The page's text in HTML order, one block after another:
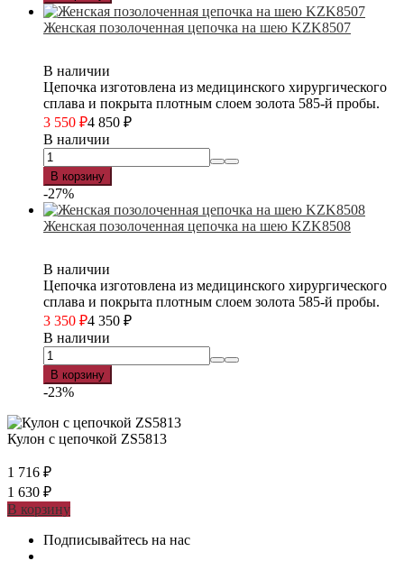
Женская позолоченная цепочка на шею KZK8507
В наличии
Цепочка изготовлена из медицинского хирургического
сплава и покрыта плотным слоем золота 585-й пробы.
3 550 ₽4 850 ₽
В наличии
В корзину
-27%
Женская позолоченная цепочка на шею KZK8508
В наличии
Цепочка изготовлена из медицинского хирургического
сплава и покрыта плотным слоем золота 585-й пробы.
3 350 ₽4 350 ₽
В наличии
В корзину
-23%
Кулон с цепочкой ZS5813
1 716 ₽
1 630 ₽
В корзину
Подписывайтесь на нас